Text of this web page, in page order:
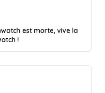
est morte, vive la
!